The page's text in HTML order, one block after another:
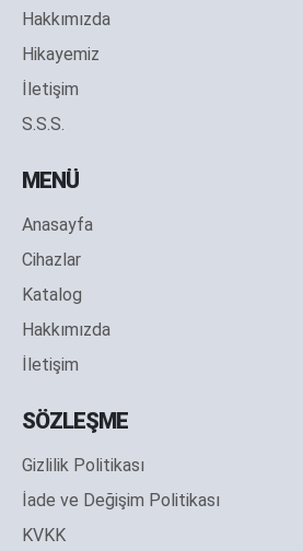
Hakkımızda
Hikayemiz
İletişim
S.S.S.
MENÜ
Anasayfa
Cihazlar
Katalog
Hakkımızda
İletişim
SÖZLEŞME
Gizlilik Politikası
İade ve Değişim Politikası
KVKK